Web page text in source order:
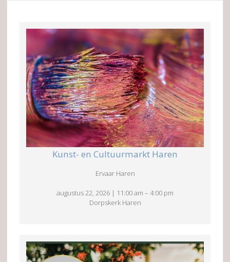
Kunst- en Cultuurmarkt Haren
Ervaar Haren
augustus 22, 2026 | 11:00 am – 4:00 pm
Dorpskerk Haren